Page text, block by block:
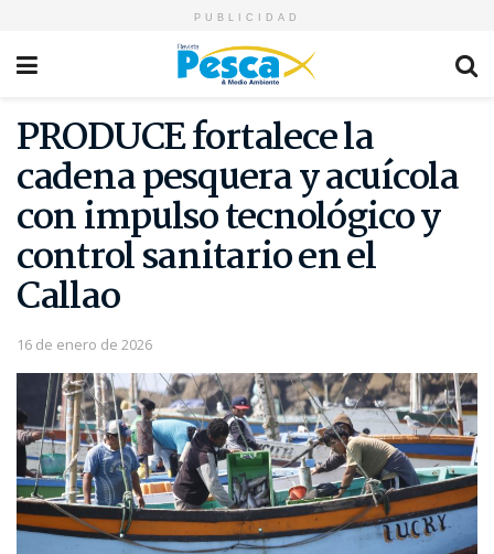
PUBLICIDAD
PRODUCE fortalece la
cadena pesquera y acuícola
con impulso tecnológico y
control sanitario en el
Callao
16 de enero de 2026